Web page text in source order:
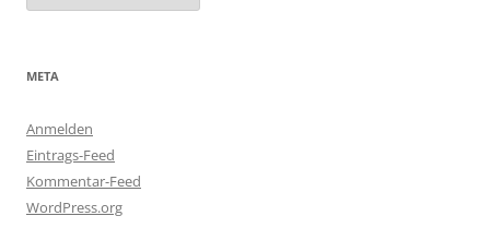
META
Anmelden
Eintrags-Feed
Kommentar-Feed
WordPress.org